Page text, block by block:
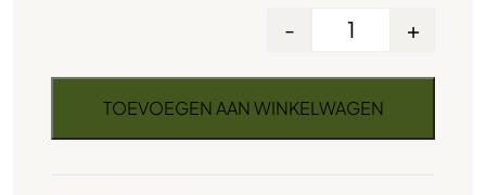
- +
TOEVOEGEN AAN WINKELWAGEN